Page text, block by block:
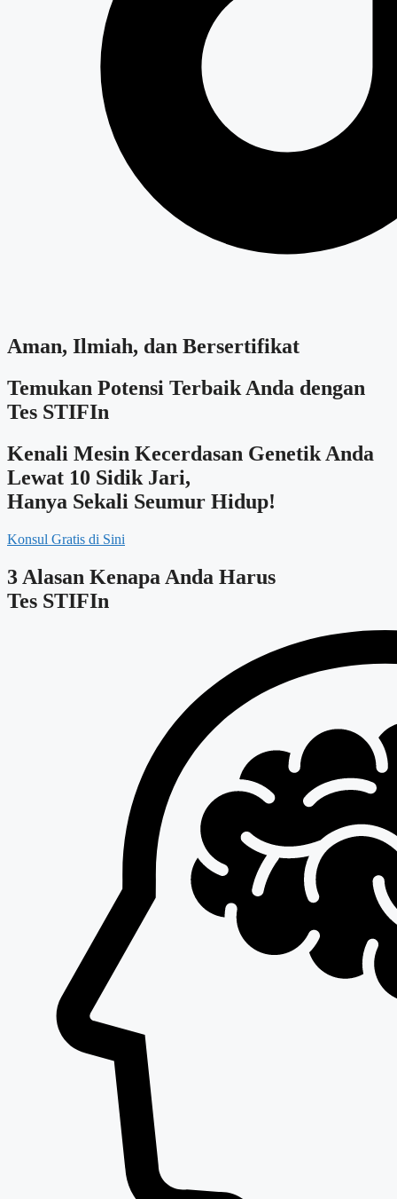
Aman, Ilmiah, dan Bersertifikat
Temukan Potensi Terbaik Anda dengan
Tes STIFIn
Kenali Mesin Kecerdasan Genetik Anda
Lewat 10 Sidik Jari,
Hanya Sekali Seumur Hidup!
Konsul Gratis di Sini
3 Alasan Kenapa Anda Harus
Tes STIFIn